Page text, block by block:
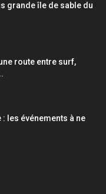
grande île de sable du
route entre surf,
les événements à ne